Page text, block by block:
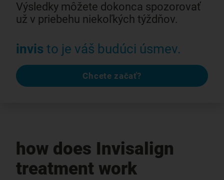
Výsledky môžete dokonca spozorovať
už v priebehu niekoľkých týždňov.
invis to je váš budúci úsmev.
Chcete začať?
how does Invisalign
treatment work